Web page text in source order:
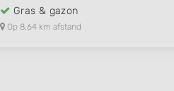
Gras & gazon
Op 8,64 km afstand